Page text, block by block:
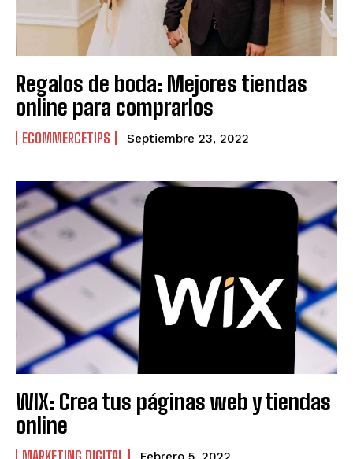
Regalos de boda: Mejores tiendas
online para comprarlos
ECOMMERCETIPS Septiembre 23, 2022
WIX: Crea tus páginas web y tiendas
online